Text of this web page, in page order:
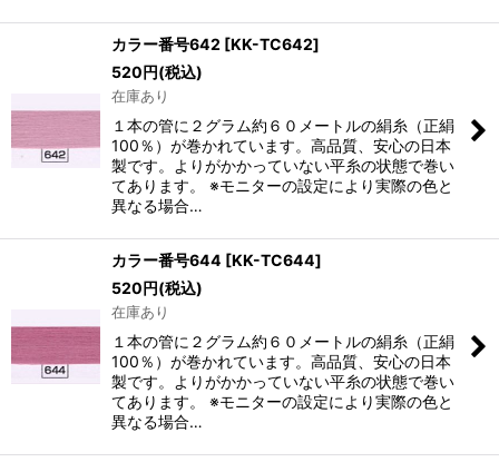
カラー番号642 [KK-TC642]
520円(税込)
在庫あり
１本の管に２グラム約６０メートルの絹糸（正絹
100％）が巻かれています。高品質、安心の日本
製です。よりがかかっていない平糸の状態で巻い
てあります。 ※モニターの設定により実際の色と
異なる場合…
カラー番号644 [KK-TC644]
520円(税込)
在庫あり
１本の管に２グラム約６０メートルの絹糸（正絹
100％）が巻かれています。高品質、安心の日本
製です。よりがかかっていない平糸の状態で巻い
てあります。 ※モニターの設定により実際の色と
異なる場合…